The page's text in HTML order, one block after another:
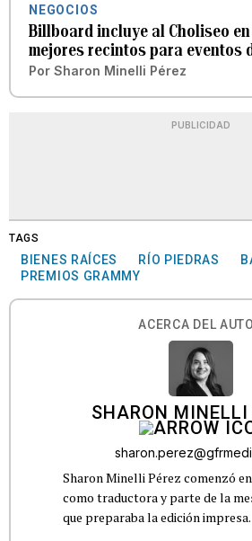
NEGOCIOS
Billboard incluye al Choliseo
mejores recintos para eventos
Por Sharon Minelli Pérez
PUBLICIDAD
TAGS
BIENES RAÍCES RÍO PIEDRAS
PREMIOS GRAMMY
ACERCA DEL
SHARON MINELLI
Sharon Minelli Pérez comenzó
como traductora y parte de la
que preparaba la edición impresa.